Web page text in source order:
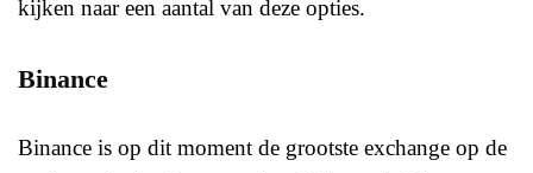
kijken naar een aantal van deze opties.
Binance
Binance is op dit moment de grootste exchange op de